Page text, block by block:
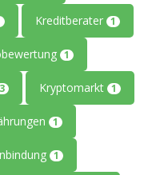
Kreditberater 1
1
3 Kryptomarkt 1
1
1